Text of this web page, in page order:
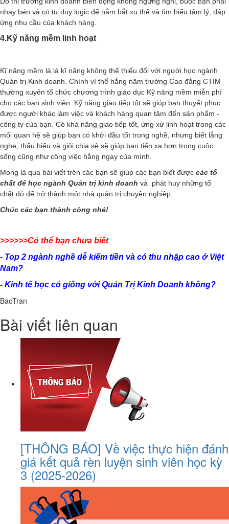
nhạy bén và có tư duy logic để nắm bắt xu thế và tìm hiểu tâm lý, đáp
ứng nhu cầu của khách hàng.
4.Kỹ năng mềm linh hoạt
Kĩ năng mềm là là kĩ năng không thể thiếu đối với người học ngành
Quản trị Kinh doanh. Chính vì thế hằng năm trường Cao đẳng CTIM
thường xuyên tổ chức chương trình giáo dục Kỹ năng mềm miễn phí
cho các bạn sinh viên. Kỹ năng giao tiếp tốt sẽ giúp bạn thuyết phục
được người khác làm việc và khách hàng quan tâm đến sản phẩm -
công ty của bạn. Có khả năng giao tiếp tốt, ứng xử linh hoạt trong các
mối quan hệ sẽ giúp bạn có khởi đầu tốt trong nghề, nhưng biết lắng
nghe, thấu hiểu và giỏi chia sẻ sẽ giúp bạn tiến xa hơn trong cuộc
sống cũng như công việc hằng ngay của mình.
Mong là qua bài viết trên các bạn sẽ giúp các bạn biết được các tố
chất để học ngành Quản trị kinh doanh và phát huy những tố
chất đó để trở thành một nhà quản trị chuyên nghiệp.
Chúc các bạn thành công nhé!
>>>>>>Có thể bạn chưa biết
- Top 2 ngành nghề dễ kiếm tiền và có thu nhập cao ở Việt
Nam?
- Kinh tế học có giống với Quản Trị Kinh Doanh không?
BaoTran
Bài viết liên quan
[THÔNG BÁO] Về việc thực hiện đánh
giá kết quả rèn luyện sinh viên học kỳ
3 (2025-2026)